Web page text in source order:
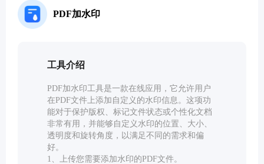
教育工具
开发工具
视频工具
PDF加水印
工具介绍
PDF加水印工具是一款在线应用，它允许用户
在PDF文件上添加自定义的水印信息。这项功
能对于保护版权、标记文件状态或个性化文档
非常有用，并能够自定义水印的位置、大小、
透明度和旋转角度，以满足不同的需求和偏
好。
1、上传您需要添加水印的PDF文件。